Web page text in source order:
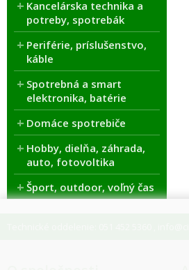
Kancelárska technika a
potreby, spotrebák
Periférie, príslušenstvo,
káble
Spotrebná a smart
elektronika, batérie
Domáce spotrebiče
Hobby, dielňa, záhrada,
auto, fotovoltika
Šport, outdoor, voľný čas